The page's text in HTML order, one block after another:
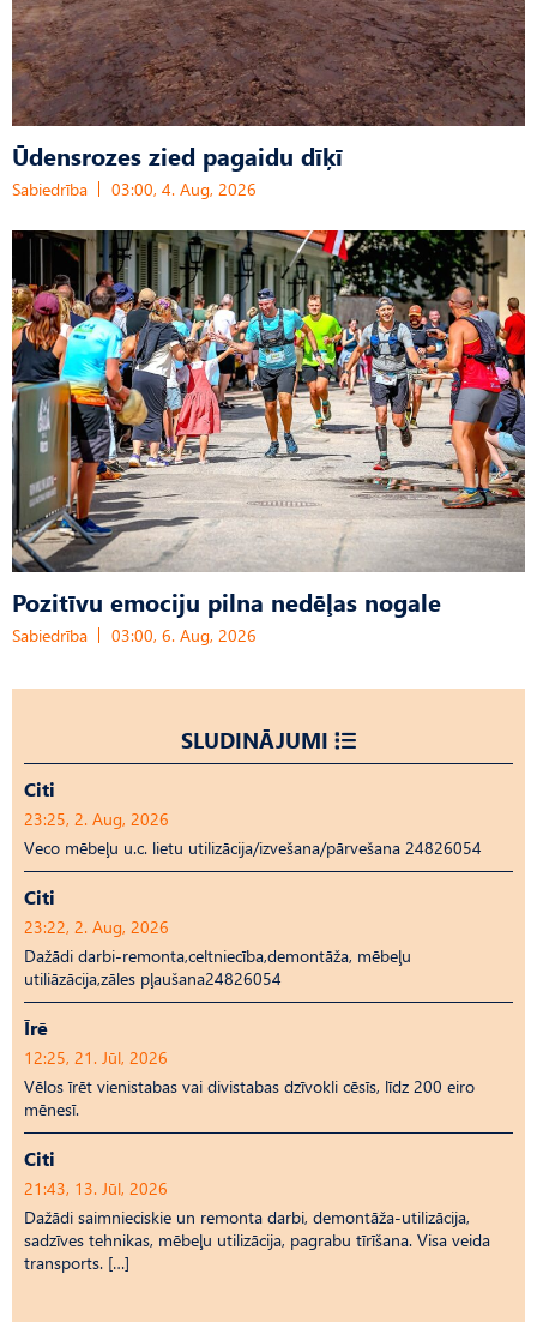
Ūdensrozes zied pagaidu dīķī
Sabiedrība 03:00, 4. Aug, 2026
Pozitīvu emociju pilna nedēļas nogale
Sabiedrība 03:00, 6. Aug, 2026
SLUDINĀJUMI
Citi
23:25, 2. Aug, 2026
Veco mēbeļu u.c. lietu utilizācija/izvešana/pārvešana 24826054
Citi
23:22, 2. Aug, 2026
Dažādi darbi-remonta,celtniecība,demontāža, mēbeļu
utiliāzācija,zāles pļaušana24826054
Īrē
12:25, 21. Jūl, 2026
Vēlos īrēt vienistabas vai divistabas dzīvokli cēsīs, līdz 200 eiro
mēnesī.
Citi
21:43, 13. Jūl, 2026
Dažādi saimnieciskie un remonta darbi, demontāža-utilizācija,
sadzīves tehnikas, mēbeļu utilizācija, pagrabu tīrīšana. Visa veida
transports. […]